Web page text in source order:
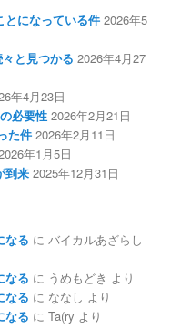
とになっている件 2026年5
と見つかる 2026年4月27
年4月23日
必要性 2026年2月21日
た件 2026年2月11日
年1月5日
到来 2025年12月31日
なる にバイカルあざらし
なる に うめもどき より
なる に ななし より
なる にTa(ry より